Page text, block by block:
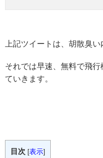
上記ツイートは、胡散臭
それでは早速、無料で飛
ていきます。
目次 [表示]